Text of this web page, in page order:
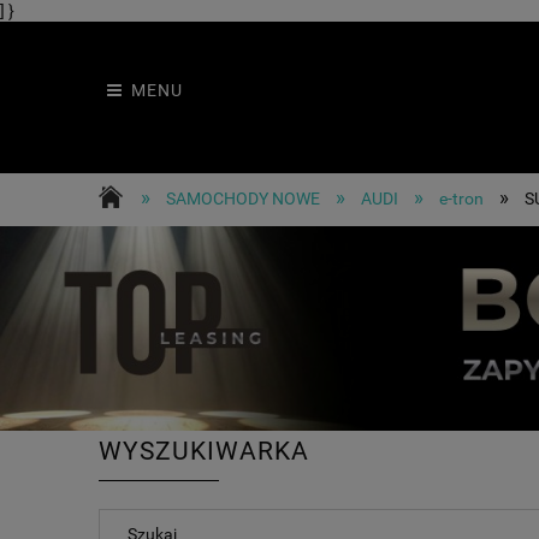
] }
MENU
» SAMOCHODY NOWE » AUDI » e-tron »
WYSZUKIWARKA